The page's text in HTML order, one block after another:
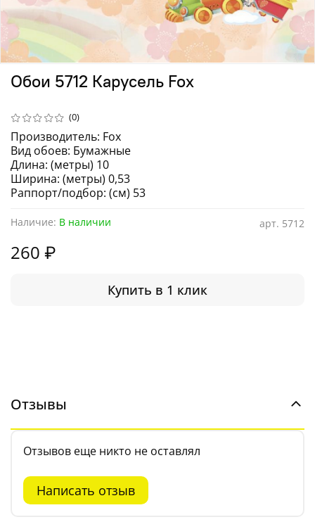
(0)
арт. 5712
Наличие: В наличии
Обои 5712 Карусель Fox
260 ₽
Купить в 1 клик
Производитель: Fox
Вид обоев: Бумажные
Длина: (метры) 10
Ширина: (метры) 0,53
Раппорт/подбор: (см) 53
Отзывы
Отзывов еще никто не оставлял
Написать отзыв